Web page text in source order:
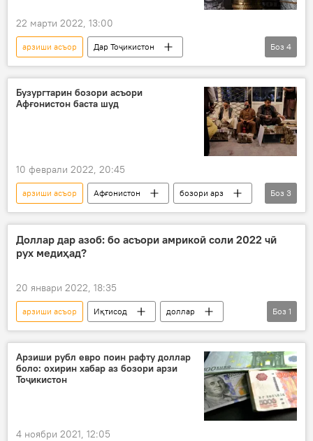
22 марти 2022, 13:00
арзиши асъор
Дар Тоҷикистон
риоя кунад
Иқтисод
қурб
Боз 4
Бузургтарин бозори асъори
Афғонистон баста шуд
10 феврали 2022, 20:45
арзиши асъор Афғонистон
бозори арз
Бонки Миллӣ
саррофиҳо
баста шудан
Боз 3
Доллар дар азоб: бо асъори амрикоӣ соли 2022 чӣ
рух медиҳад?
20 январи 2022, 18:35
арзиши асъор Иқтисод
доллар
Қурби асъор
Боз 1
Арзиши рубл евро поин рафту доллар
боло: охирин хабар аз бозори арзи
Тоҷикистон
4 ноябри 2021, 12:05